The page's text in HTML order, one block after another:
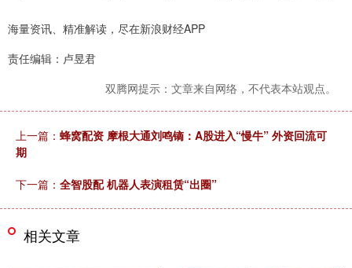
海量资讯、精准解读，尽在新浪财经APP
责任编辑：卢昱君
双腾网提示：文章来自网络，不代表本站观点。
上一篇： 蜂窝配资 摩根大通刘鸣镝：A股进入“慢牛” 外资回流可
期
下一篇： 全智股配 机器人表演租赁“出圈”
相关文章